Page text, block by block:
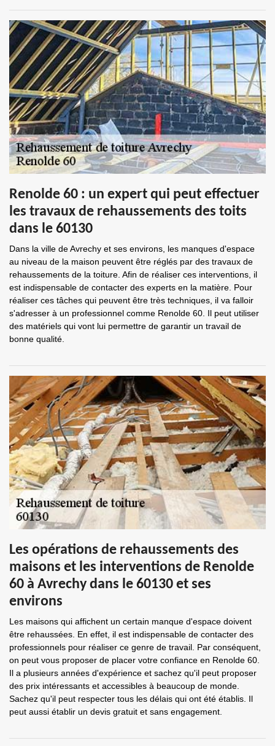
Renolde 60 : un expert qui peut effectuer
les travaux de rehaussements des toits
dans le 60130
Dans la ville de Avrechy et ses environs, les manques d'espace
au niveau de la maison peuvent être réglés par des travaux de
rehaussements de la toiture. Afin de réaliser ces interventions, il
est indispensable de contacter des experts en la matière. Pour
réaliser ces tâches qui peuvent être très techniques, il va falloir
s'adresser à un professionnel comme Renolde 60. Il peut utiliser
des matériels qui vont lui permettre de garantir un travail de
bonne qualité.
Les opérations de rehaussements des
maisons et les interventions de Renolde
60 à Avrechy dans le 60130 et ses
environs
Les maisons qui affichent un certain manque d'espace doivent
être rehaussées. En effet, il est indispensable de contacter des
professionnels pour réaliser ce genre de travail. Par conséquent,
on peut vous proposer de placer votre confiance en Renolde 60.
Il a plusieurs années d'expérience et sachez qu'il peut proposer
des prix intéressants et accessibles à beaucoup de monde.
Sachez qu'il peut respecter tous les délais qui ont été établis. Il
peut aussi établir un devis gratuit et sans engagement.